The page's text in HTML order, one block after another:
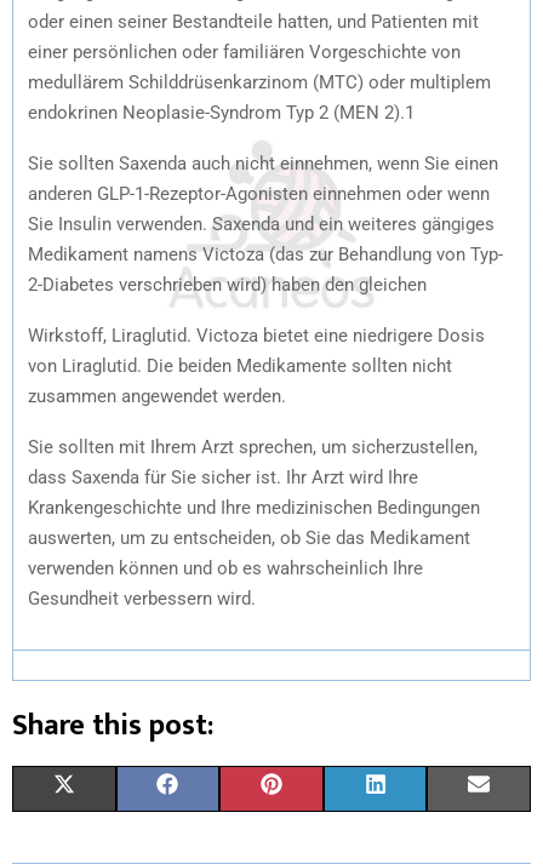
oder einen seiner Bestandteile hatten, und Patienten mit
einer persönlichen oder familiären Vorgeschichte von
medullärem Schilddrüsenkarzinom (MTC) oder multiplem
endokrinen Neoplasie-Syndrom Typ 2 (MEN 2).1
Sie sollten Saxenda auch nicht einnehmen, wenn Sie einen
anderen GLP-1-Rezeptor-Agonisten einnehmen oder wenn
Sie Insulin verwenden. Saxenda und ein weiteres gängiges
Medikament namens Victoza (das zur Behandlung von Typ-
2-Diabetes verschrieben wird) haben den gleichen
Wirkstoff, Liraglutid. Victoza bietet eine niedrigere Dosis
von Liraglutid. Die beiden Medikamente sollten nicht
zusammen angewendet werden.
Sie sollten mit Ihrem Arzt sprechen, um sicherzustellen,
dass Saxenda für Sie sicher ist. Ihr Arzt wird Ihre
Krankengeschichte und Ihre medizinischen Bedingungen
auswerten, um zu entscheiden, ob Sie das Medikament
verwenden können und ob es wahrscheinlich Ihre
Gesundheit verbessern wird.
Share this post: